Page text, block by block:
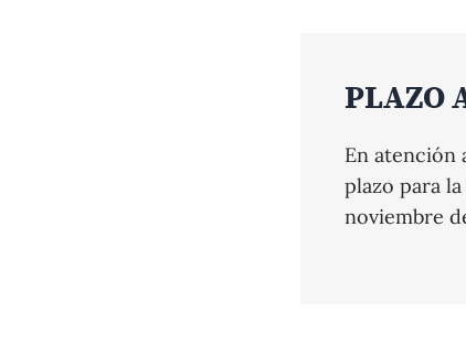
PLAZO
En atención
plazo para
noviembre